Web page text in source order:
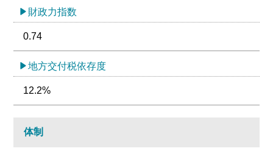
財政力指数
0.74
地方交付税依存度
12.2%
体制